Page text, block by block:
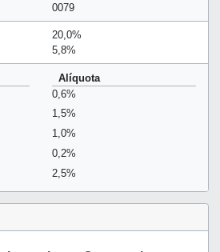
0079
20,0%
5,8%
Alíquota
0,6%
1,5%
1,0%
0,2%
2,5%